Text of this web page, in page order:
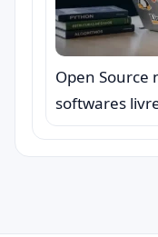
Open Source
softwares